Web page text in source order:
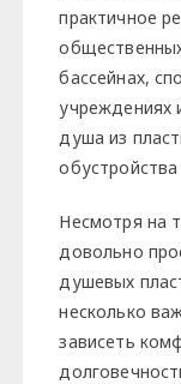
практичное
бассейнах,
учреждениях
душа из
Несмотря на
довольно
душевых
несколько
зависеть